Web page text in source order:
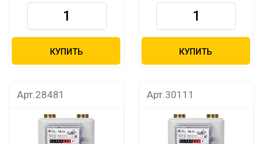
КУПИТЬ КУПИТЬ
Арт.28481 Арт.30111